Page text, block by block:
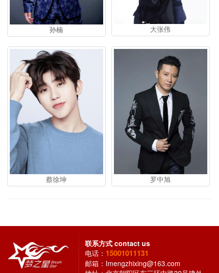
孙楠 大张伟
蔡徐坤 罗中旭
联系方式contact us
电话： 15001011131
邮箱： Imengzhixing@163.com